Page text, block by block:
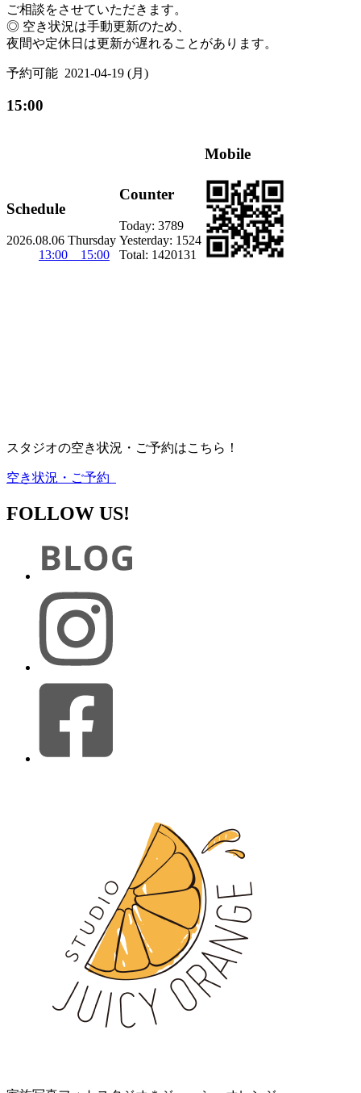
ご相談をさせていただきます。
◎ 空き状況は手動更新のため、
夜間や定休日は更新が遅れることがあります。
予約可能 2021-04-19 (月)
15:00
Schedule
2026.08.06 Thursday
13:00 15:00
Counter
Today: 3789
Yesterday: 1524
Total: 1420131
Mobile
スタジオの空き状況・ご予約はこちら！
空き状況・ご予約
FOLLOW US!